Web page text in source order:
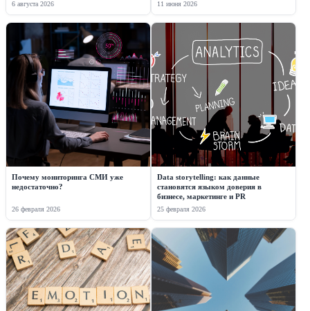
6 августа 2026 11 июня 2026
Почему мониторинга СМИ уже
недостаточно?
26 февраля 2026
Data storytelling: как данные
становятся языком доверия в
бизнесе, маркетинге и PR
25 февраля 2026